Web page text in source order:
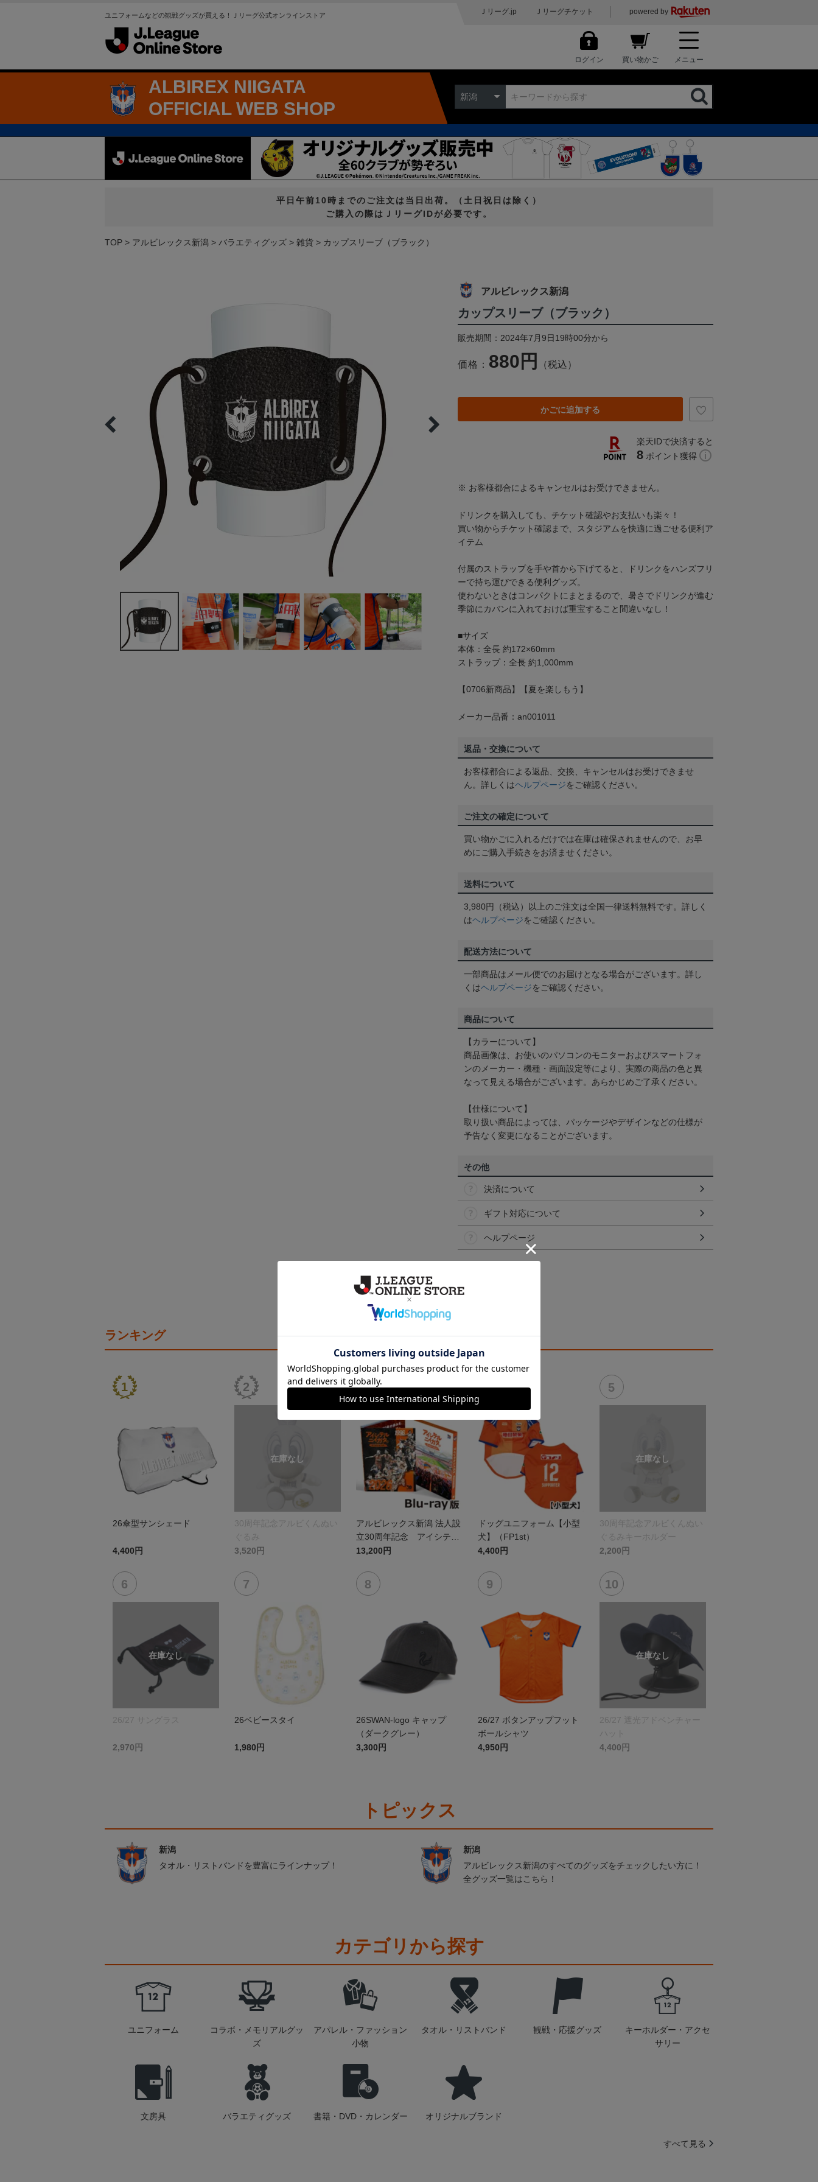
ユニフォームなどの観戦グッズが買える！Ｊリーグ公式オンラインストア Ｊリーグ.jp Ｊリーグチケット powered by
ログイン 買い物かご メニュー
ALBIREX NIIGATA
OFFICIAL WEB SHOP
新潟
平日午前10時までのご注文は当日出荷。（土日祝日は除く）
ご購入の際はＪリーグIDが必要です。
TOP アルビレックス新潟 バラエティグッズ 雑貨 カップスリーブ（ブラック）
アルビレックス新潟
カップスリーブ（ブラック）
販売期間：2024年7月9日19時00分から
価格： 880円 （税込）
かごに追加する
楽天IDで決済すると
8 ポイント獲得
※ お客様都合によるキャンセルはお受けできません。
ドリンクを購入しても、チケット確認やお支払いも楽々！
買い物からチケット確認まで、スタジアムを快適に過ごせる便利ア
イテム
付属のストラップを手や首から下げてると、ドリンクをハンズフリ
ーで持ち運びできる便利グッズ。
使わないときはコンパクトにまとまるので、暑さでドリンクが進む
季節にカバンに入れておけば重宝すること間違いなし！
■サイズ
本体：全長 約172×60mm
ストラップ：全長 約1,000mm
【0706新商品】【夏を楽しもう】
メーカー品番：an001011
返品・交換について
お客様都合による返品、交換、キャンセルはお受けできませ
ん。詳しくはヘルプページをご確認ください。
ご注文の確定について
買い物かごに入れるだけでは在庫は確保されませんので、お早
めにご購入手続きをお済ませください。
送料について
3,980円（税込）以上のご注文は全国一律送料無料です。詳しく
はヘルプページをご確認ください。
配送方法について
一部商品はメール便でのお届けとなる場合がございます。詳し
くはヘルプページをご確認ください。
商品について
【カラーについて】
商品画像は、お使いのパソコンのモニターおよびスマートフォ
ンのメーカー・機種・画面設定等により、実際の商品の色と異
なって見える場合がございます。あらかじめご了承ください。
【仕様について】
取り扱い商品によっては、パッケージやデザインなどの仕様が
予告なく変更になることがございます。
その他
決済について
ギフト対応について
ヘルプページ
ランキング
26傘型サンシェード
4,400円
30周年記念アルビくんぬい
ぐるみ
3,520円
アルビレックス新潟 法人設
立30周年記念 アイシテル
ニイガタ ―受け継がれる想
13,200円
ドッグユニフォーム【小型
犬】（FP1st）
4,400円
30周年記念アルビくんぬい
ぐるみキーホルダー
2,200円
26/27 サングラス
2,970円
26ベビースタイ
1,980円
26SWAN-logo キャップ
（ダークグレー）
3,300円
26/27 ボタンアップフット
ボールシャツ
4,950円
26/27 遮光アドベンチャー
ハット
4,400円
トピックス
新潟
タオル・リストバンドを豊富にラインナップ！
新潟
アルビレックス新潟のすべてのグッズをチェックしたい方に！
全グッズ一覧はこちら！
カテゴリから探す
ユニフォーム
コラボ・メモリアルグッ
ズ
アパレル・ファッション
小物
タオル・リストバンド 観戦・応援グッズ
キーホルダー・アクセ
サリー
文房具 バラエティグッズ 書籍・DVD・カレンダー オリジナルブランド
すべて見る